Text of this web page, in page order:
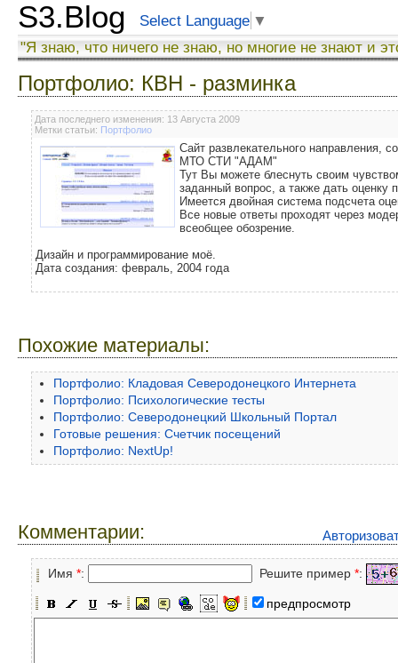
S3.Blog Select Language ▼
"Я знаю, что ничего не знаю, но многие не знают и
Портфолио: КВН - разминка
Дата последнего изменения: 13 Августа 2009
Метки статьи: Портфолио
Сайт развлекательного направления,
МТО СТИ "АДАМ"
Тут Вы можете блеснуть своим
заданный вопрос, а также дать оценку
Имеется двойная система подсчета
Все новые ответы проходят через
всеобщее обозрение.
Дизайн и программирование моё.
Дата создания: февраль, 2004 года
Похожие материалы:
Портфолио: Кладовая Северодонецкого Интернета
Портфолио: Психологические тесты
Портфолио: Северодонецкий Школьный Портал
Готовые решения: Счетчик посещений
Портфолио: NextUp!
Комментарии:
Имя *: Решите пример *:
предпросмотр